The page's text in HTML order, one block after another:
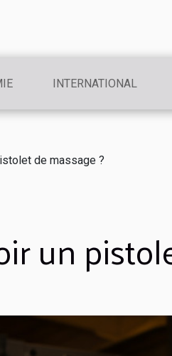
INTERNATIONAL
de massage ?
un